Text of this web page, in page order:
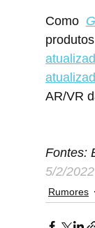
Como
AR/VR
Fontes:
5/2/
Rumores